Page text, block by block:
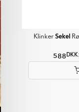
KlinkerSekel
588DKK
Item
of